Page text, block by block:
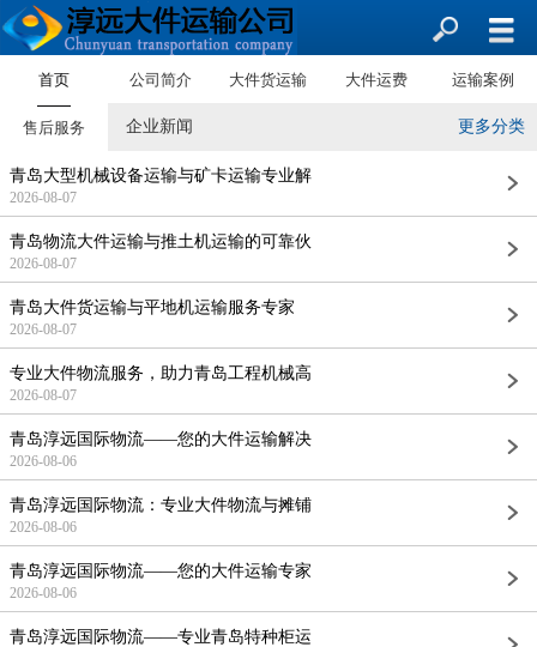
首页 公司简介 大件货运输 大件运费 运输案例
售后服务 更多分类
企业新闻
青岛大型机械设备运输与矿卡运输专业解
2026-08-07
青岛物流大件运输与推土机运输的可靠伙
2026-08-07
青岛大件货运输与平地机运输服务专家
2026-08-07
专业大件物流服务，助力青岛工程机械高
2026-08-07
青岛淳远国际物流——您的大件运输解决
2026-08-06
青岛淳远国际物流：专业大件物流与摊铺
2026-08-06
青岛淳远国际物流——您的大件运输专家
2026-08-06
青岛淳远国际物流——专业青岛特种柜运